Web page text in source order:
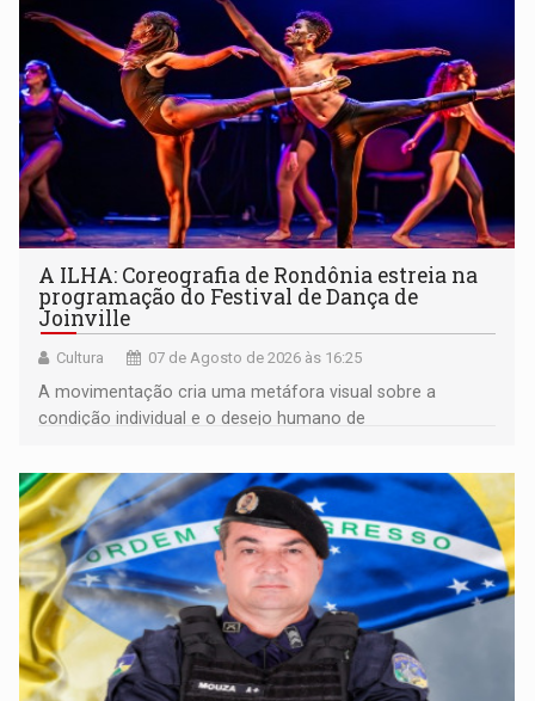
A ILHA: Coreografia de Rondônia estreia na
programação do Festival de Dança de
Joinville
Cultura 07 de Agosto de 2026 às 16:25
A movimentação cria uma metáfora visual sobre a
condição individual e o desejo humano de